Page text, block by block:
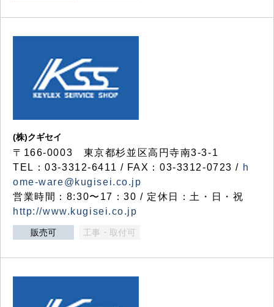
(株)クギセイ
〒166-0003 東京都杉並区高円寺南3-3-1
TEL：03-3312-6411 / FAX：03-3312-0723 / h
ome-ware@kugisei.co.jp
営業時間：8:30〜17：30 / 定休日：土・日・祝
http://www.kugisei.co.jp
販売可 工事・取付可